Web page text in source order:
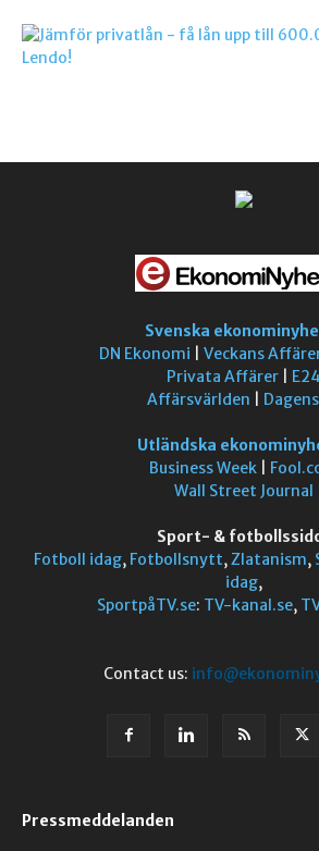
Svenska
DN Ekonomi
Veckans
Privata Affärer
Affärsvärlden
Utländska
Business Week
Wall Street Journal
Sport- &
Fotboll idag, Fotbollsnytt,Zlatanism,
idag,
SportpåTV.se: TV-kanal.se,
Contact us:
Pressmeddelanden